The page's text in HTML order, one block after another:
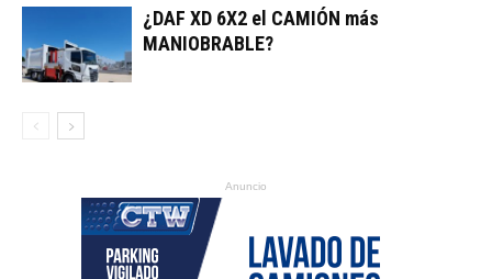
¿DAF XD 6X2 el CAMIÓN más
MANIOBRABLE?
Anuncio